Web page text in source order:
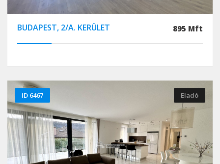
BUDAPEST, 2/A. KERÜLET 895 Mft
ID 6467 Eladó